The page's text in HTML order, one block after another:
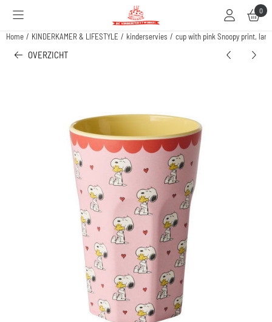
Cookievoorkeuren zijn beschikbaar. Kies instellingen of sta alle cookies toe.0
Home / KINDERKAMER & LIFESTYLE / kinderservies / cup with pink Snoopy print,
OVERZICHT